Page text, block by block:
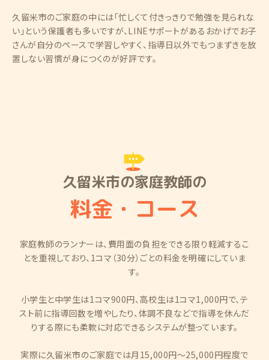
久留米市のご家庭の中には「忙しくて付きっきりで勉強を見られな
い」という保護者も多いですが、LINEサポートがあるおかげでお子
さんが自分のペースで学習しやすく、指導日以外でもつまずきを放
置しない習慣が身につくのが好評です。
久留米市の家庭教師の
料金・コース
家庭教師のランナーは、費用面の負担をできる限り軽減するこ
とを重視しており、1コマ（30分）ごとの料金を明確にしていま
す。
小学生と中学生は1コマ900円、高校生は1コマ1,000円で、テ
スト前に指導回数を増やしたり、体調不良などで指導を休んだ
りする際にも柔軟に対応できるシステムが整っています。
実際に久留米市のご家庭では月15,000円～25,000円程度で